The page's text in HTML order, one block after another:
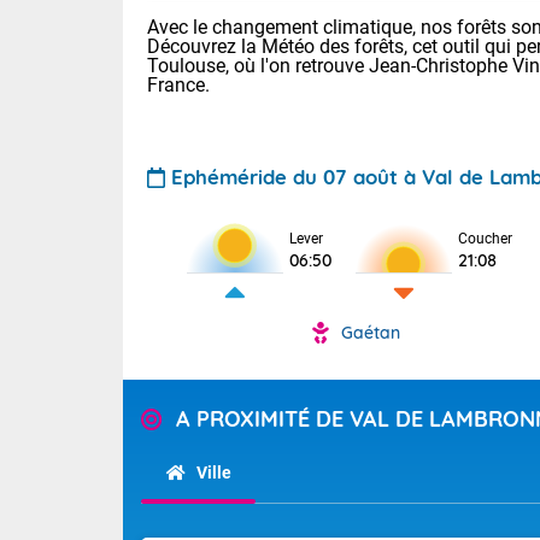
Avec le changement climatique, nos forêts
Découvrez la Météo des forêts, cet outil qui
Toulouse, où l'on retrouve Jean-Christophe
France.
Ephéméride du 07 août à Val de
Lever
06:50
Coucher
21:08
Gaétan
A PROXIMITÉ DE VAL DE
Ville
Voici les
31 Lyon : 35
: 32 Nancy :
Très
donnent